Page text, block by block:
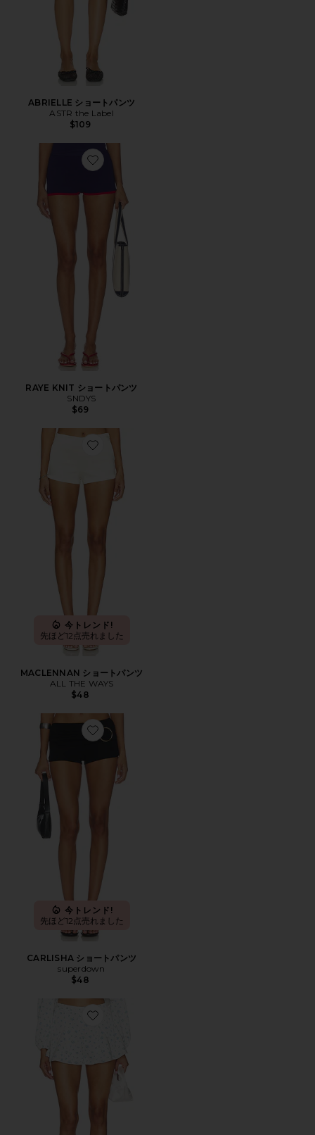
ABRIELLE ショートパンツ
ASTR the Label
$109
Favorite RAYE KNIT ショートパンツ
RAYE KNIT ショートパンツ
SNDYS
$69
Favorite MACLENNAN ショートパンツ
今トレンド!
先ほど12点売れました
MACLENNAN ショートパンツ
ALL THE WAYS
$48
Favorite CARLISHA ショートパンツ
今トレンド!
先ほど12点売れました
CARLISHA ショートパンツ
superdown
$48
Favorite DALLEN ショートパンツ